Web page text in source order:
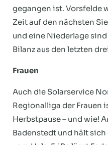
gegangen ist. Vorsfelde
Zeit auf den nächsten
und eine Niederlage
Bilanz aus den letzten
Frauen
Auch die Solarservice
Regionalliga der Frauen
Herbstpause – und wie!
Badenstedt und hält